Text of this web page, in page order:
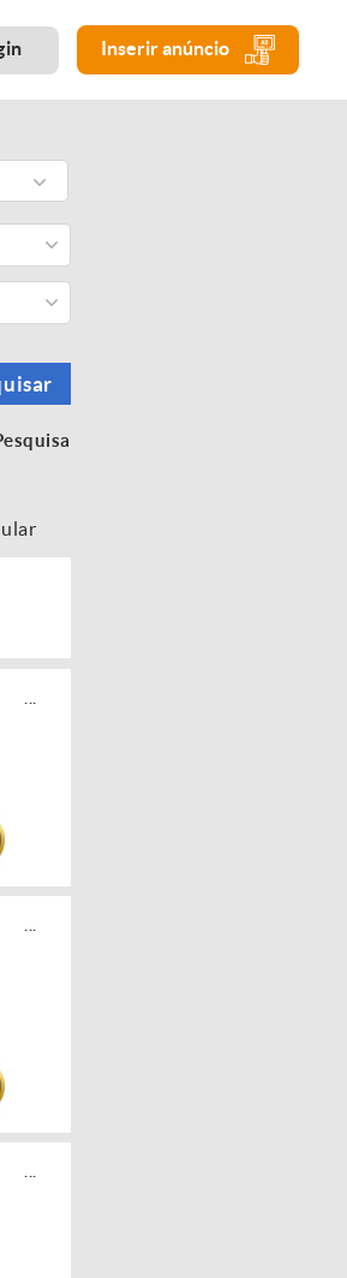
Inserir anúncio